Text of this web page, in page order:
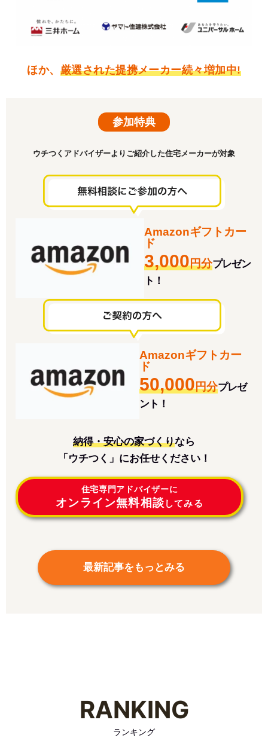
ほか、 厳選された提携メーカー続々増加中!
参加特典
ウチつくアドバイザーよりご紹介した住宅メーカーが対象
Amazonギフトカー
ド
3,000円分プレゼン
ト！
Amazonギフトカー
ド
50,000円分プレゼ
ント！
納得・安心の家づくりなら
「ウチつく」にお任せください！
住宅専門アドバイザーに
オンライン無料相談 してみる
最新記事をもっとみる
RANKING
ランキング